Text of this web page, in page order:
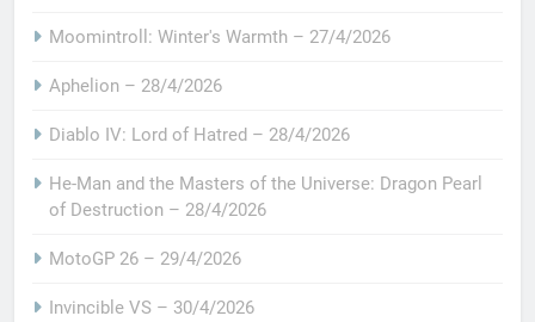
Moomintroll: Winter's Warmth – 27/4/2026
Aphelion – 28/4/2026
Diablo IV: Lord of Hatred – 28/4/2026
He-Man and the Masters of the Universe: Dragon Pearl
of Destruction – 28/4/2026
MotoGP 26 – 29/4/2026
Invincible VS – 30/4/2026